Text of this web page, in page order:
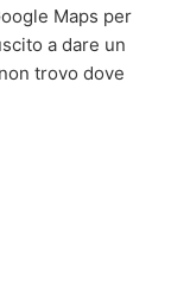
Maps per
a dare un
trovo dove